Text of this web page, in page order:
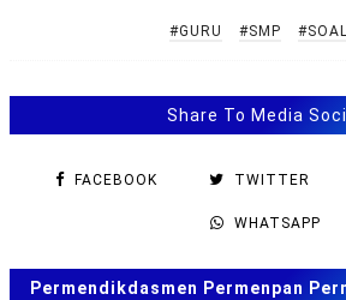
LATIHAN SOAL UJIAN
MAK 2026
LATIHAN SOAL UJIAN
GANJIL KURIKULUM 2013
MISTERI MENSTRUASI
#GURU #SMP #SOAL
Share To Media
FACEBOOK TWITTER
WHATSAPP
Permendikdasmen Permenpan